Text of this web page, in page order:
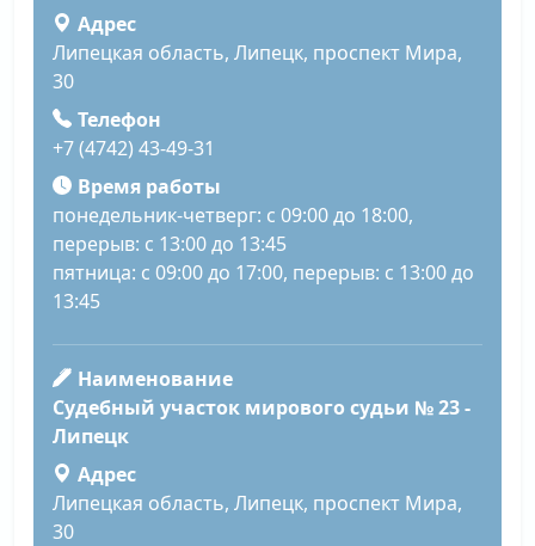
Адрес
Липецкая область, Липецк, проспект Мира,
30
Телефон
+7 (4742) 43-49-31
Время работы
понедельник-четверг: с 09:00 до 18:00,
перерыв: с 13:00 до 13:45
пятница: с 09:00 до 17:00, перерыв: с 13:00 до
13:45
Наименование
Судебный участок мирового судьи № 23 -
Липецк
Адрес
Липецкая область, Липецк, проспект Мира,
30